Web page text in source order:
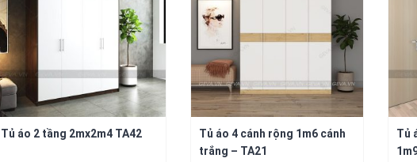
Tủ áo 2 tầng 2mx2m4 TA42
Tủ áo 4 cánh rộng 1m6 cánh
trắng – TA21
Tủ